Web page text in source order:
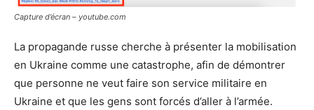
Capture d’écran – youtube.com
La propagande russe cherche à présenter la mobilisation
en Ukraine comme une catastrophe, afin de démontrer
que personne ne veut faire son service militaire en
Ukraine et que les gens sont forcés d’aller à l’armée.